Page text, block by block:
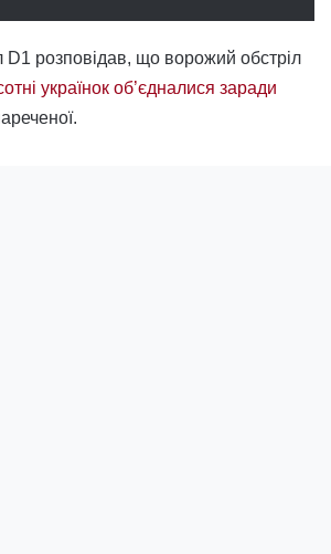
D1 розповідав, що ворожий обстріл
українок об’єдналися заради